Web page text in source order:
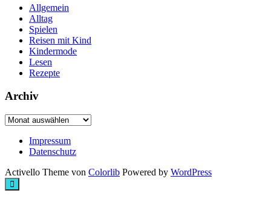
Allgemein
Alltag
Spielen
Reisen mit Kind
Kindermode
Lesen
Rezepte
Archiv
Archiv
Impressum
Datenschutz
Activello Theme von Colorlib Powered by WordPress